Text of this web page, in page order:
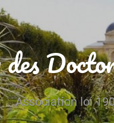
Association loi